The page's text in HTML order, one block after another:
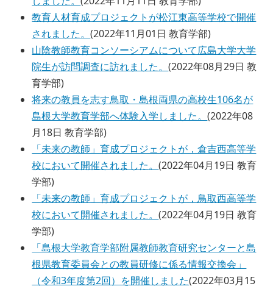
教育人材育成プロジェクトが松江東高等学校で開催
されました。(2022年11月01日 教育学部)
山陰教師教育コンソーシアムについて広島大学大学
院生が訪問調査に訪れました。(2022年08月29日 教
育学部)
将来の教員を志す鳥取・島根両県の高校生106名が
島根大学教育学部へ体験入学しました。(2022年08
月18日 教育学部)
「未来の教師」育成プロジェクトが，倉吉西高等学
校において開催されました。(2022年04月19日 教育
学部)
「未来の教師」育成プロジェクトが，鳥取西高等学
校において開催されました。(2022年04月19日 教育
学部)
「島根大学教育学部附属教師教育研究センターと島
根県教育委員会との教員研修に係る情報交換会」
（令和3年度第2回）を開催しました(2022年03月15